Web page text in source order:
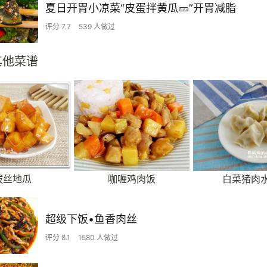
夏日开胃小凉菜“皮蛋拌黄瓜🥒”开胃减脂
评分 7.7 539 人做过
菜谱
丝地瓜 咖喱鸡肉饭 白菜猪肉
超级下饭•鱼香肉丝
评分 8.1 1580 人做过